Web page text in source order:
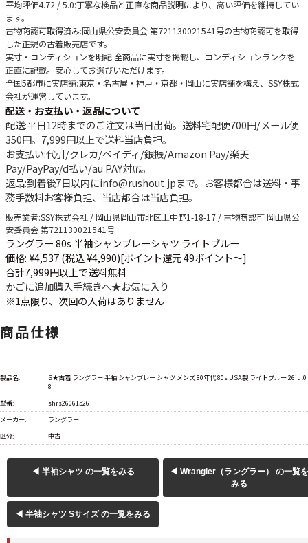
平均評価4.72 / 5.0:丁寧な検品と正直な商品説明により、高い評価を維持してい
ます。
古物商認可取得済み:岡山県公安委員会 第721130021541号の古物商認可を取得
した正規の古着販売店です。
実寸・コンディションを明記:全商品に実寸を掲載し、コンディションランクを
正直に記載。安心してお選びいただけます。
全国5都市に実店舗:東京・名古屋・神戸・京都・岡山に実店舗を構え、SSY株式
会社が運営しています。
配送・お支払い・返品について
配送:平日12時までのご注文は当日出荷。送料宅配便700円/メール便
350円。 7,999円以上で送料当店負担。
お支払い:代引/クレカ/ペイディ/銀振/Amazon Pay/楽天
Pay/PayPay/d払い/au PAY対応。
返品:到着後7日以内にinfo@rushout.jpまで。お客様都合は送料・事
務手数料お客様負担、当店都合は当店負担。
販売業者:SSY株式会社 / 岡山県岡山市北区上中野1-18-17 / 古物商認可 岡山県公
安委員会 第721130021541号
ラングラー 80s 半袖シャンブレーシャツ ライトブルー
価格: ¥4,537 (税込 ¥4,990)[ポイント還元 49ポイント～]
合計7,999円以上で送料無料
かごに追加購入手続きへ★お気に入り
※1点限り、次回の入荷はありません
商品仕様
製品名:
S★古着 ラングラー 半袖 シャンブレー シャツ メンズ 80年代 80s USA製 ライトブルー 26jul0
8
型番:
shrs26061526
メーカー:
ラングラー
区分:
中古
◀ 半袖シャツ の一覧をみる
◀ Wrangler（ラングラー） の一覧を
みる
◀ 半袖シャツ Sサイズ の一覧をみる